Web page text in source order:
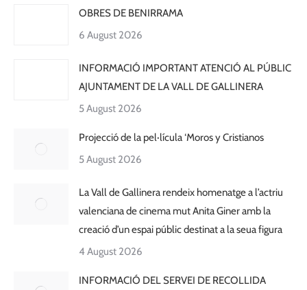
OBRES DE BENIRRAMA
6 August 2026
INFORMACIÓ IMPORTANT ATENCIÓ AL PÚBLIC
AJUNTAMENT DE LA VALL DE GALLINERA
5 August 2026
Projecció de la pel·lícula ‘Moros y Cristianos
5 August 2026
La Vall de Gallinera rendeix homenatge a l’actriu
valenciana de cinema mut Anita Giner amb la
creació d’un espai públic destinat a la seua figura
4 August 2026
INFORMACIÓ DEL SERVEI DE RECOLLIDA